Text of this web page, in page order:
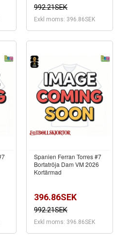
992.21SEK
Exkl moms: 396.86SEK
Spanien Ferran Torres #7
Bortatröja Dam VM 2026
Kortärmad
396.86SEK
992.21SEK
Exkl moms: 396.86SEK